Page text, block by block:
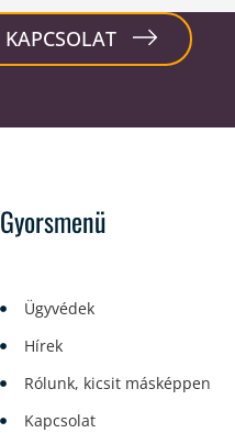
KAPCSOLAT
Gyorsmenü
Ügyvédek
Hírek
Rólunk, kicsit másképpen
Kapcsolat